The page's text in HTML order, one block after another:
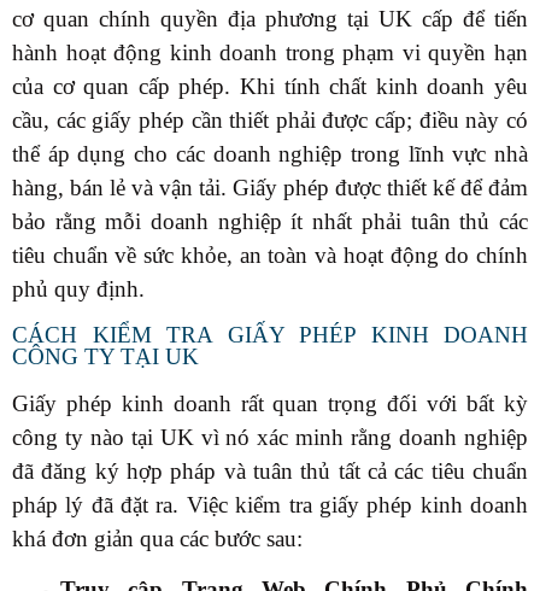
cơ quan chính quyền địa phương tại UK cấp để tiến
hành hoạt động kinh doanh trong phạm vi quyền hạn
của cơ quan cấp phép. Khi tính chất kinh doanh yêu
cầu, các giấy phép cần thiết phải được cấp; điều này có
thể áp dụng cho các doanh nghiệp trong lĩnh vực nhà
hàng, bán lẻ và vận tải. Giấy phép được thiết kế để đảm
bảo rằng mỗi doanh nghiệp ít nhất phải tuân thủ các
tiêu chuẩn về sức khỏe, an toàn và hoạt động do chính
phủ quy định.
CÁCH KIỂM TRA GIẤY PHÉP KINH DOANH
CÔNG TY TẠI UK
Giấy phép kinh doanh rất quan trọng đối với bất kỳ
công ty nào tại UK vì nó xác minh rằng doanh nghiệp
đã đăng ký hợp pháp và tuân thủ tất cả các tiêu chuẩn
pháp lý đã đặt ra. Việc kiểm tra giấy phép kinh doanh
khá đơn giản qua các bước sau: